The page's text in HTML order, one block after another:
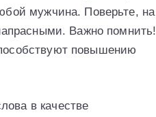
мужчина. Поверьте, на
Важно помнить!
повышению
в качестве